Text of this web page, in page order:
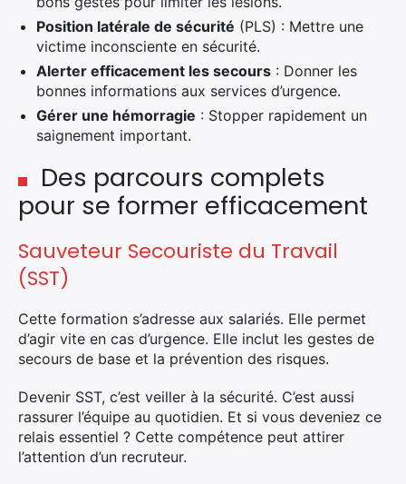
Position latérale de sécurité (PLS) : Mettre une
victime inconsciente en sécurité.
Alerter efficacement les secours : Donner les
bonnes informations aux services d’urgence.
Gérer une hémorragie : Stopper rapidement un
saignement important.
Des parcours complets
pour se former efficacement
Sauveteur Secouriste du Travail
(SST)
Cette formation s’adresse aux salariés. Elle permet
d’agir vite en cas d’urgence. Elle inclut les gestes de
secours de base et la prévention des risques.
Devenir SST, c’est veiller à la sécurité. C’est aussi
rassurer l’équipe au quotidien. Et si vous deveniez ce
relais essentiel ? Cette compétence peut attirer
l’attention d’un recruteur.